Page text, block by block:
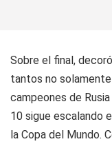
Sobre el final,
tantos no
campeones de
10 sigue escalando
la Copa del Mundo.